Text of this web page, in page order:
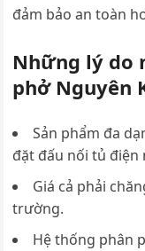
đảm bảo an toàn
Những lý do
phở Nguyên
Sản phẩm đa
đặt đấu nối tủ điện
Giá cả phải
trường.
Hệ thống phân